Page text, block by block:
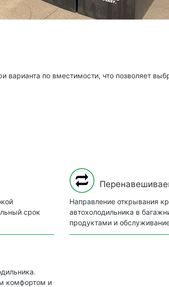
по вместимости, что позволяет
срок
Направление открывания
автохолодильника в
продуктами и
комфортом и